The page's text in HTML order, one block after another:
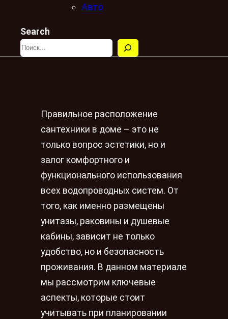
Авто
Search
Правильное расположение
сантехники в доме – это не
только вопрос эстетики, но и
залог комфортного и
функционального использования
всех водопроводных систем. От
того, как именно размещены
унитазы, раковины и душевые
кабины, зависит не только
удобство, но и безопасность
проживания. В данном материале
мы рассмотрим ключевые
аспекты, которые стоит
учитывать при планировании